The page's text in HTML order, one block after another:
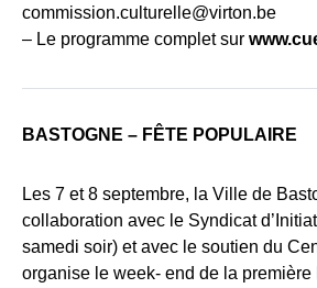
commission.culturelle@virton.be
– Le programme complet sur
BASTOGNE – FÊTE POPULAIRE
Les 7 et 8 septembre, la Ville de
collaboration avec le Syndicat
samedi soir) et avec le soutien du
organise le week- end de la première